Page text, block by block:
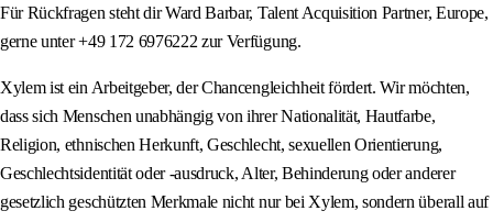
Für Rückfragen steht dir Ward Barbar, Talent Acquisition Partner, Europe,
gerne unter +49 172 6976222 zur Verfügung.
Xylem ist ein Arbeitgeber, der Chancengleichheit fördert. Wir möchten,
dass sich Menschen unabhängig von ihrer Nationalität, Hautfarbe,
Religion, ethnischen Herkunft, Geschlecht, sexuellen Orientierung,
Geschlechtsidentität oder -ausdruck, Alter, Behinderung oder anderer
gesetzlich geschützten Merkmale nicht nur bei Xylem, sondern überall auf